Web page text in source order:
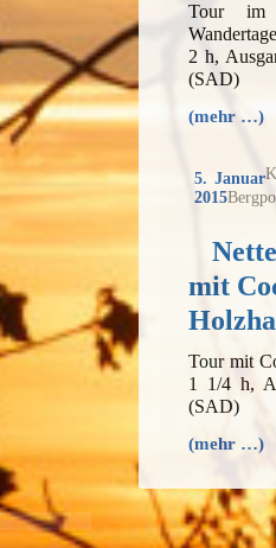
Tour im
2 h,
(SAD)
(mehr …)
5. Januar
2015
mit
Tour mit
1 1/4 h,
(SAD)
(mehr …)